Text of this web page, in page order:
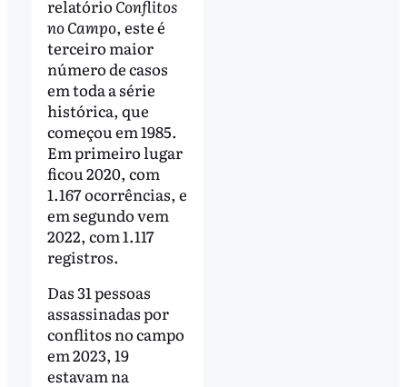
relatório Conflitos
no Campo, este é
terceiro maior
número de casos
em toda a série
histórica, que
começou em 1985.
Em primeiro lugar
ficou 2020, com
1.167 ocorrências, e
em segundo vem
2022, com 1.117
registros.
Das 31 pessoas
assassinadas por
conflitos no campo
em 2023, 19
estavam na